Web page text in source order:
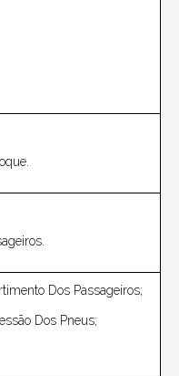
Dos Passageiros;
Dos Pneus;